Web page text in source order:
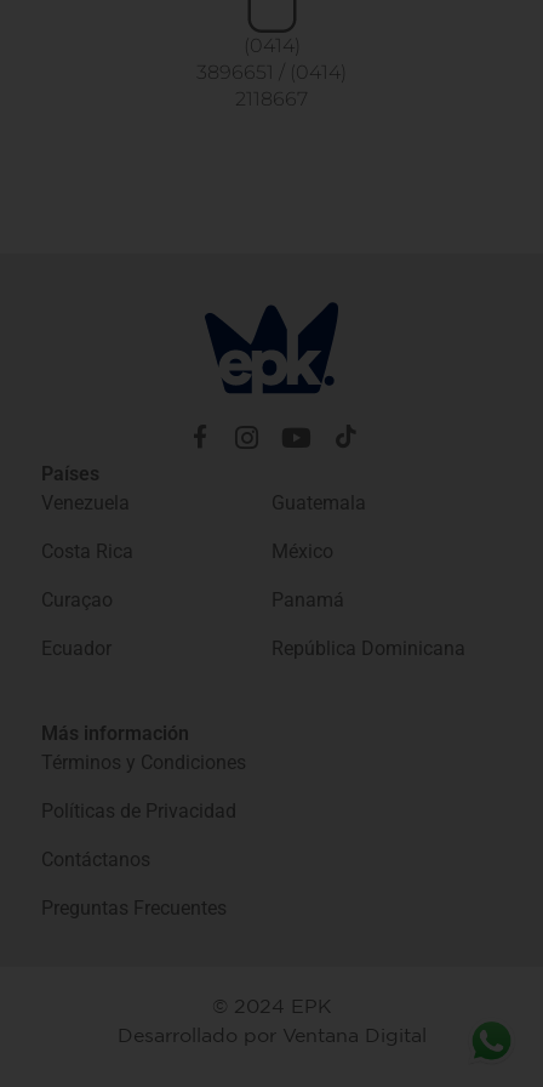
(0414)
3896651
(0414)
2118667
Países
Venezuela
Costa Rica
Curaçao
Ecuador
Guatemala
México
Panamá
República Dominicana
Más información
Términos y Condiciones
Políticas de Privacidad
Contáctanos
Preguntas Frecuentes
© 2024 EPK
Desarrollado por Ventana Digital